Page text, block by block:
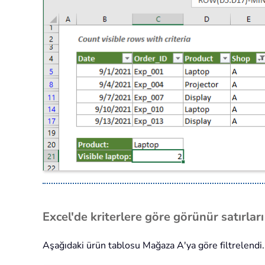
Excel'de kriterlere göre görünür
Aşağıdaki ürün tablosu Mağaza A'ya göre